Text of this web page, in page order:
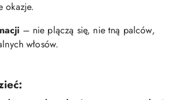
okazje.
– nie plączą się, nie tną palców,
włosów.